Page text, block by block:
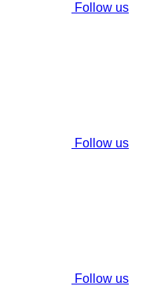
Follow us
Follow us
Follow us